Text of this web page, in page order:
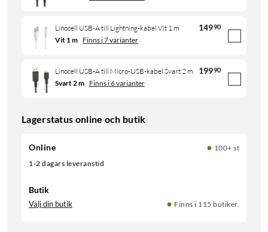
Linocell USB-A till Lightning-kabel Vit 1 m 14990
Vit 1 m Finns i 7 varianter
Linocell USB-A till Micro-USB-kabel Svart 2 m 19990
Svart 2 m Finns i 6 varianter
Lagerstatus online och butik
Online
100+ st
1-2 dagars leveranstid
Butik
Välj din butik Finns i 115 butiker.